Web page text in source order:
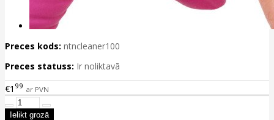
Preces kods: ntncleaner100
Preces statuss: Ir noliktavā
€1 99 ar PVN